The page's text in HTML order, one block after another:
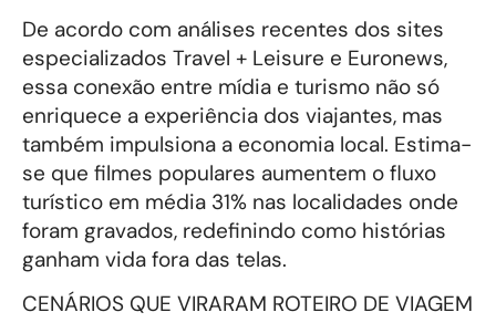
De acordo com análises recentes dos sites
especializados Travel + Leisure e Euronews,
essa conexão entre mídia e turismo não só
enriquece a experiência dos viajantes, mas
também impulsiona a economia local. Estima-
se que filmes populares aumentem o fluxo
turístico em média 31% nas localidades onde
foram gravados, redefinindo como histórias
ganham vida fora das telas.
CENÁRIOS QUE VIRARAM ROTEIRO DE VIAGEM